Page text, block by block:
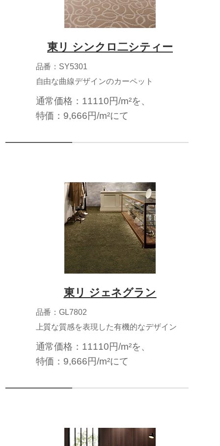
東リ シンクロ二シティー
品番：SY5301
自由な曲線デザインのカーペット
通常価格：11110円/m²を、
特価：9,666円/m²にて
東リ ジェネグラン
品番：GL7802
上質な質感を表現した有機的なデザイン
通常価格：11110円/m²を、
特価：9,666円/m²にて